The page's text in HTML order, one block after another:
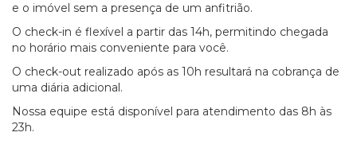
e o imóvel sem a presença de um anfitrião.
O check-in é flexível a partir das 14h, permitindo chegada
no horário mais conveniente para você.
O check-out realizado após as 10h resultará na cobrança de
uma diária adicional.
Nossa equipe está disponível para atendimento das 8h às
23h.